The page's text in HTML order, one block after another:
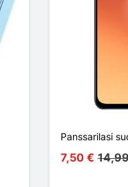
Panssarilasi
7,50 €